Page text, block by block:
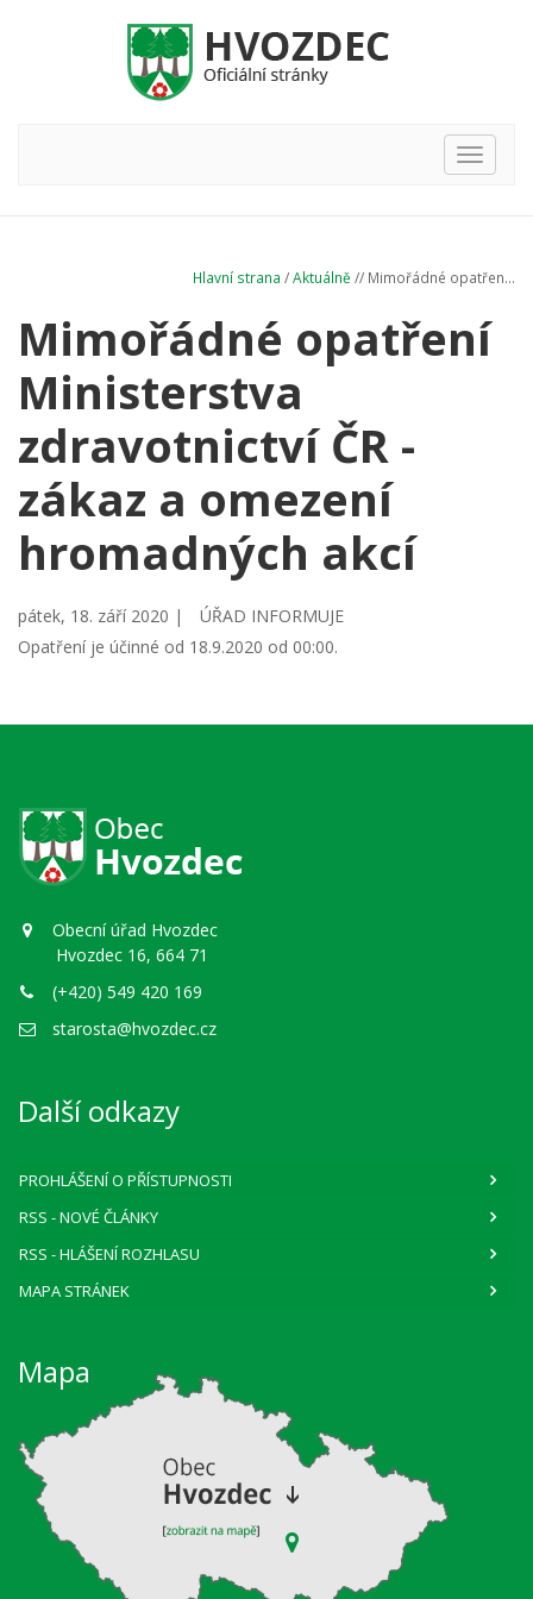
Hlavní
nabídka
Hlavní strana /Aktuálně // Mimořádné opatřen...
Mimořádné opatření
Ministerstva
zdravotnictví ČR -
zákaz a omezení
hromadných akcí
pátek, 18. září 2020 |
ÚŘAD INFORMUJE
Opatření je účinné od 18.9.2020 od 00:00.
Obecní úřad Hvozdec
Hvozdec 16, 664 71
(+420) 549 420 169
starosta@hvozdec.cz
Další odkazy
PROHLÁŠENÍ O PŘÍSTUPNOSTI
RSS - NOVÉ ČLÁNKY
RSS - HLÁŠENÍ ROZHLASU
MAPA STRÁNEK
Mapa